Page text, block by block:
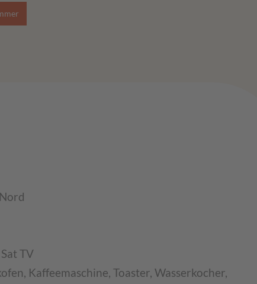
TV
Kaffeemaschine, Toaster, Wasserkocher,